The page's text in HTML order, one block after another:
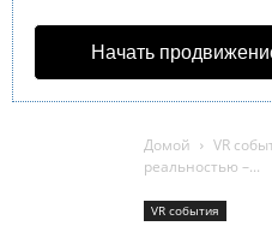
Начать
Домой VR
реальностью –...
VR события